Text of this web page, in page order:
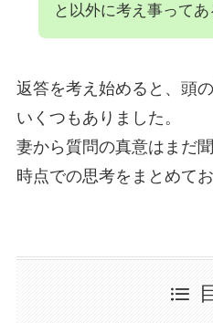
と以外に考え事ってあ
返答を考え始めると、頭
いくつもありました。
妻から質問の真意はまだ
時点での思考をまとめてお